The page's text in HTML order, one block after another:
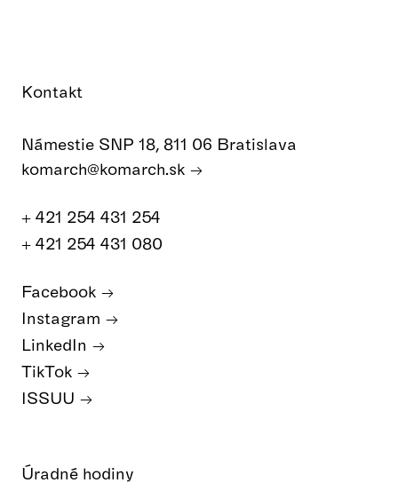
Úradné hodiny
Kontakt
Námestie SNP 18, 811 06 Bratislava
komarch@komarch.sk
+ 421 254 431 254
+ 421 254 431 080
Facebook
Instagram
LinkedIn
TikTok
ISSUU